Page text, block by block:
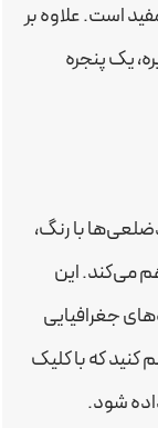
است. علاوه بر
یک پنجره
با رنگ،
می‌کند. این
جغرافیایی
کنید که با کلیک
شود.